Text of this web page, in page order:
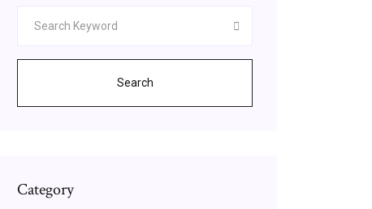
Search
Category